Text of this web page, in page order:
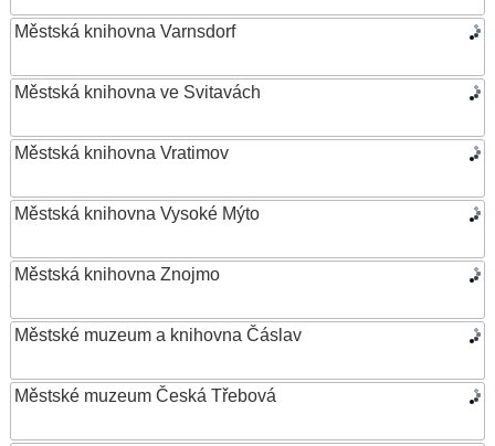
Městská knihovna Varnsdorf
Městská knihovna ve Svitavách
Městská knihovna Vratimov
Městská knihovna Vysoké Mýto
Městská knihovna Znojmo
Městské muzeum a knihovna Čáslav
Městské muzeum Česká Třebová